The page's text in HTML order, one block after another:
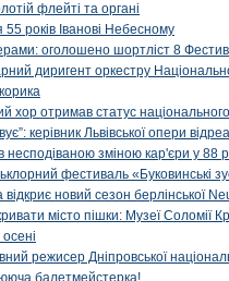
флейті та органі
років Іванові Небесному
оголошено шортліст 8
диригент оркестру
хор отримав статус національного
керівник Львівської опери
несподіваною зміною кар'єри у 88
фестиваль «Буковинські
відкриє новий сезон берлінської
місто пішки: Музеї Соломії
режисер Дніпровської
балетмейстерка!